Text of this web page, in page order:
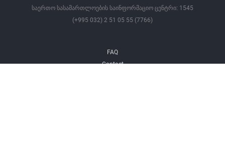
საერთო სასამართლოების საინფორმაციო ცენტრი: 1545
(+995 032) 2 51 05 55 (7766)
FAQ
Contact